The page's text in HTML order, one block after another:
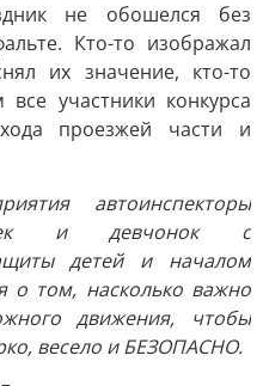
не обошелся без
Кто-то изображал
их значение, кто-то
участники конкурса
проезжей части и
автоинспекторы
и девчонок с
детей и началом
о том, насколько важно
движения, чтобы
весело и БЕЗОПАСНО.